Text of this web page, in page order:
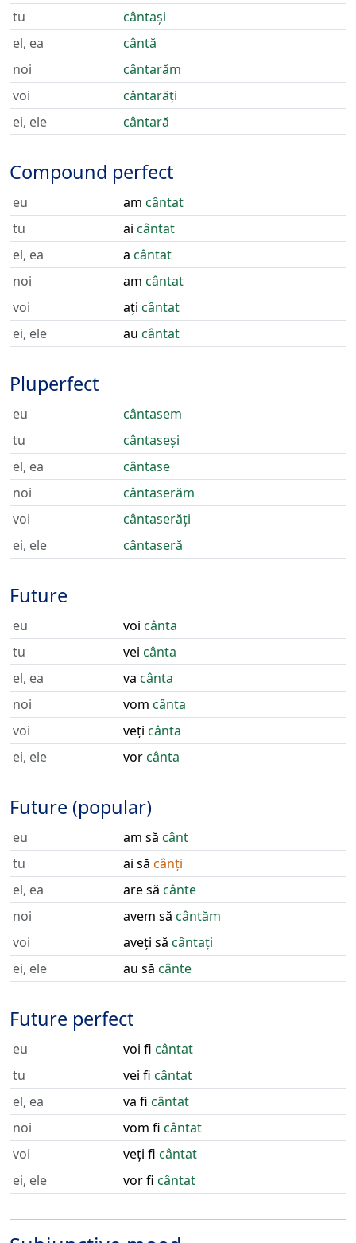
tu
cântași
el, ea
cântă
noi
cântarăm
voi
cântarăți
ei, ele
cântară
Compound perfect
eu am cântat
tu
ai cântat
el, ea
a cântat
noi
am cântat
voi
ați cântat
ei, ele
au cântat
Pluperfect
eu
cântasem
tu
cântaseși
el, ea
cântase
noi
cântaserăm
voi
cântaserăți
ei, ele
cântaseră
Future
eu voi cânta
tu
vei cânta
el, ea
va cânta
noi
vom cânta
voi
veți cânta
ei, ele
vorcânta
Future (popular)
eu am să cânt
tu
ai să cânți
el, ea
are să cânte
noi
avem să cântăm
voi
aveți să cântați
ei, ele
au să cânte
Future perfect
eu voi fi cântat
tu
vei fi cântat
el, ea
va fi cântat
noi
vom fi cântat
voi
veți fi cântat
ei, ele
vor fi cântat